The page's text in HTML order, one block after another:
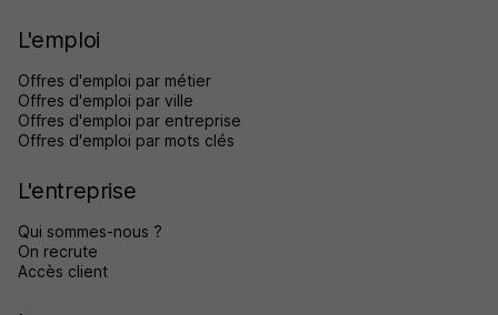
L'emploi
Offres d'emploi par métier
Offres d'emploi par ville
Offres d'emploi par entreprise
Offres d'emploi par mots clés
L'entreprise
Qui sommes-nous ?
On recrute
Accès client